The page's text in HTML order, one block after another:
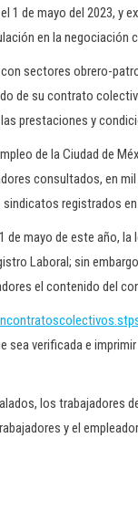
de mayo del 2023, y
en la negociación
sectores obrero-
de su contrato
prestaciones y
de la Ciudad de
consultados, en
registrados en
de mayo de este año,
Laboral; sin
el contenido del
sea verificada e
los trabajadores
y el